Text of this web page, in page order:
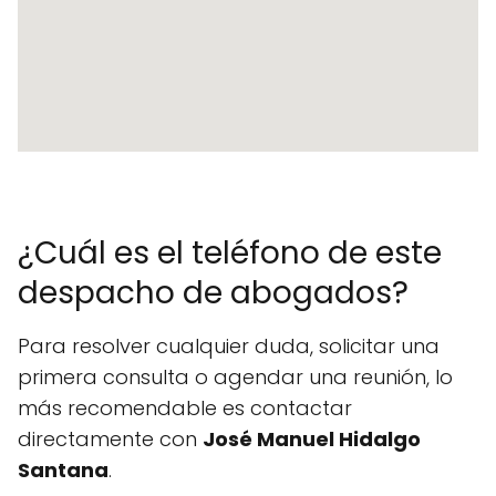
¿Cuál es el teléfono de este
despacho de abogados?
Para resolver cualquier duda, solicitar una
primera consulta o agendar una reunión, lo
más recomendable es contactar
directamente con José Manuel Hidalgo
Santana.